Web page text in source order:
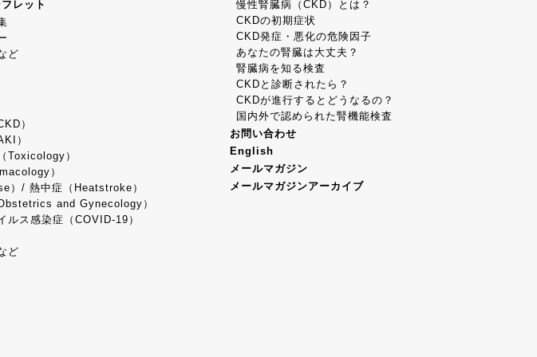
レット
ど
）
）
Toxicology）
）
）/ 熱中症（Heatstroke）
and Gynecology）
ルス感染症（COVID-19）
ど
慢性腎臓病（CKD）とは？
CKDの初期症状
CKD発症・悪化の危険因子
あなたの腎臓は大丈夫？
腎臓病を知る検査
CKDと診断されたら？
CKDが進行するとどうなるの？
国内外で認められた腎機能検査
お問い合わせ
English
メールマガジン
メールマガジンアーカイブ